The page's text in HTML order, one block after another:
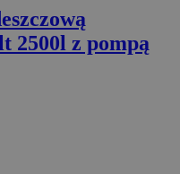
2500l z pompą